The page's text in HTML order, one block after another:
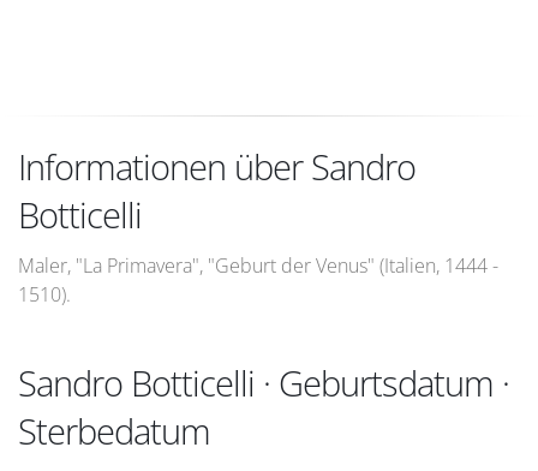
Informationen über Sandro
Botticelli
Maler, "La Primavera", "Geburt der Venus" (Italien, 1444 -
1510).
Sandro Botticelli · Geburtsdatum ·
Sterbedatum